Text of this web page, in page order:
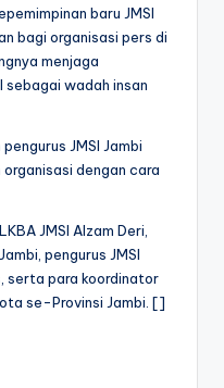
baru JMSI
bagi organisasi pers di
menjaga
sebagai wadah insan
JMSI Jambi
dengan cara
JMSI Alzam Deri,
pengurus JMSI
serta para koordinator
se-Provinsi Jambi. []